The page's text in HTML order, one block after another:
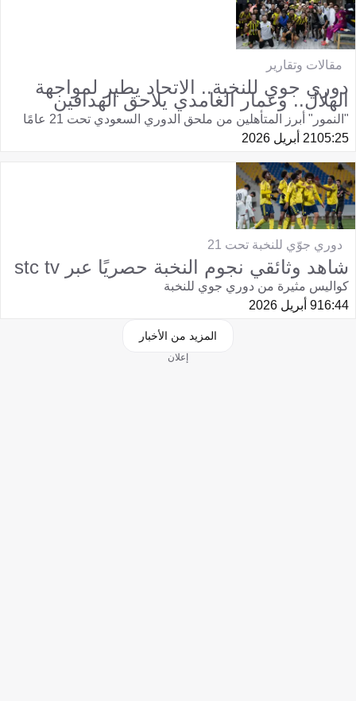
مقالات وتقارير
دوري جوي للنخبة.. الاتحاد يطير لمواجهة
الهلال.. وعمار الغامدي يلاحق الهدافين
"النمور" أبرز المتأهلين من ملحق الدوري السعودي تحت 21 عامًا
05:2521 أبريل 2026
دوري جوّي للنخبة تحت 21
شاهد وثائقي نجوم النخبة حصريًا عبر stc tv
كواليس مثيرة من دوري جوي للنخبة
16:449 أبريل 2026
المزيد من الأخبار
إعلان